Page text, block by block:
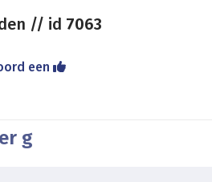
// id 7063
een
g